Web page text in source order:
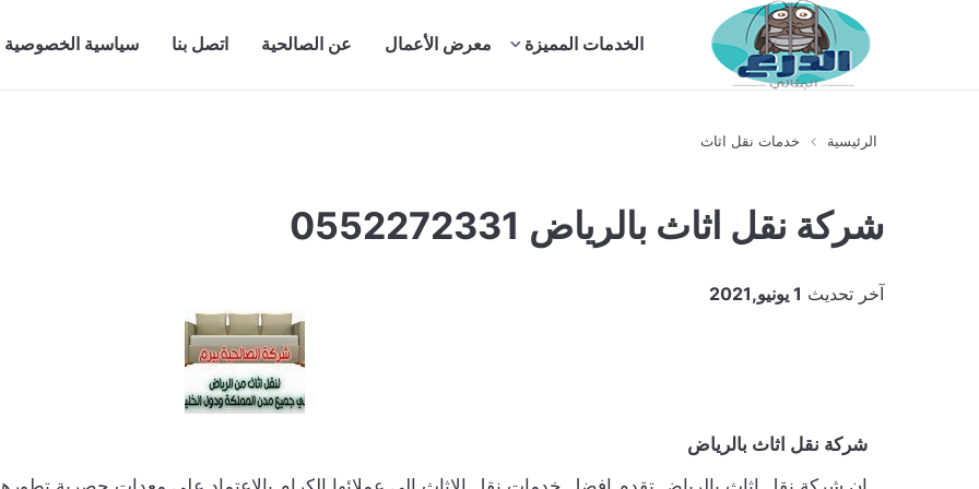
بحث
عن
الخدمات المميزة معرض الأعمال عن الصالحية اتصل بنا سياسية الخصوصية
الرئيسية خدمات نقل اثاث
شركة نقل اثاث بالرياض 0552272331
آخر تحديث 1 يونيو,2021
شركة نقل اثاث بالرياض